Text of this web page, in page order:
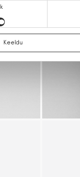
Keeldu